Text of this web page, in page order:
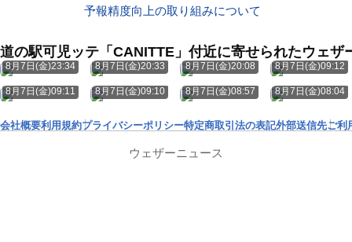
予報精度向上の取り組みについて
道の駅可児ッテ「CANITTE」付近に寄せられたウェザ
8月7日(金)23:34 8月7日(金)20:33 8月7日(金)20:08 8月7日(金)09:12
8月7日(金)09:11 8月7日(金)09:10 8月7日(金)08:57 8月7日(金)08:04
会社概要利用規約プライバシーポリシー特定商取引法の表記外部送信先ご利
ウェザーニュース